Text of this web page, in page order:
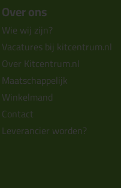
Over ons
Wie wij zijn?
Vacatures bij kitcentrum.nl
Over Kitcentrum.nl
Maatschappelijk
Winkelmand
Contact
Leverancier worden?